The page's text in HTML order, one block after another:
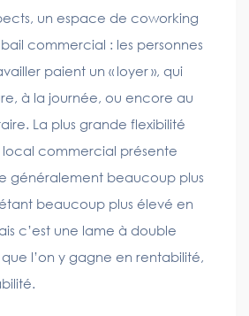
un espace de coworking
commercial : les personnes
paient un « loyer », qui
à la journée, ou encore au
La plus grande flexibilité
commercial présente
généralement beaucoup plus
beaucoup plus élevé en
c’est une lame à double
l’on y gagne en rentabilité,